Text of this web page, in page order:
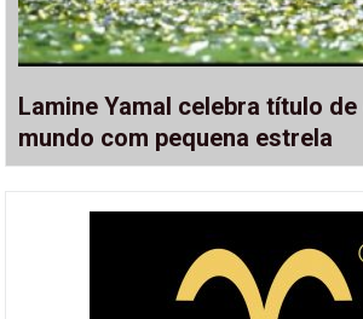
Lamine Yamal celebra título
mundo com pequena estrela